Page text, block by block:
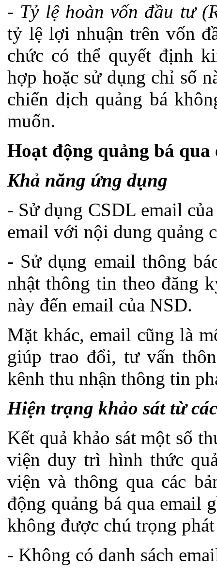
- Tỷ lệ hoàn vốn đầu tư
tỷ lệ lợi nhuận trên vốn
chức có thể quyết định
hợp hoặc sử dụng chỉ số
chiến dịch quảng bá
muốn.
Hoạt động quảng bá
Khả năng ứng dụng
- Sử dụng CSDL email
email với nội dung quảng
- Sử dụng email thông
nhật thông tin theo đăng
này đến email của NSD.
Mặt khác, email cũng là
giúp trao đổi, tư vấn
kênh thu nhận thông tin
Hiện trạng khảo sát từ
Kết quả khảo sát một số
viện duy trì hình thức
viện và thông qua các
động quảng bá qua email
không được chú trọng
- Không có danh sách